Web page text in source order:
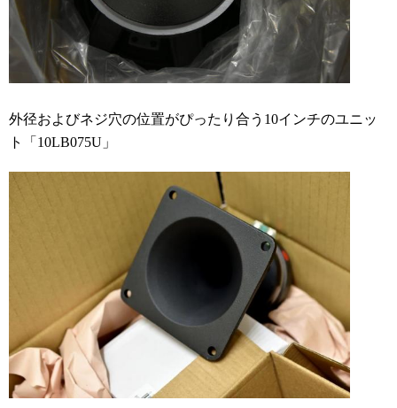
外径およびネジ穴の位置がぴったり合う10インチのユニッ
ト「10LB075U」